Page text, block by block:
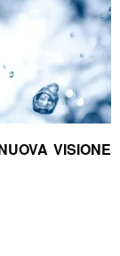
VISIONE